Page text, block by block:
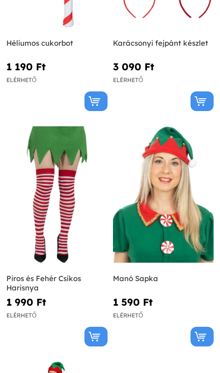
Héliumos cukorbot
1 190 Ft‎
ELÉRHETŐ
Karácsonyi fejpánt készlet
3 090 Ft‎
ELÉRHETŐ
Piros és Fehér Csíkos
Harisnya
1 990 Ft‎
ELÉRHETŐ
Manó Sapka
1 590 Ft‎
ELÉRHETŐ